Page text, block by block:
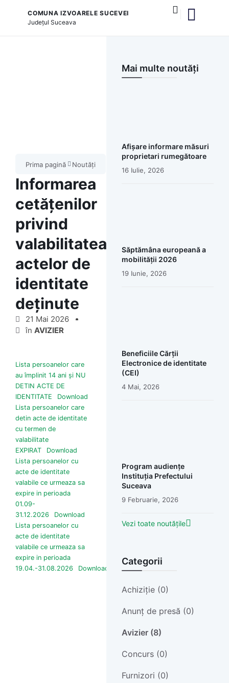
COMUNA IZVOARELE SUCEVEI
JudețulSuceava
Prima pagină Noutăți
Informarea
cetățenilor
privind
valabilitatea
actelor de
identitate
deținute
21 Mai 2026
în AVIZIER
Lista persoanelor care
au împlinit 14 ani și NU
DETIN ACTE DE
IDENTITATE
Download
Lista persoanelor care
detin acte de identitate
cu termen de
valabilitate
EXPIRAT
Download
Lista persoanelor cu
acte de identitate
valabile ce urmeaza sa
expire in perioada
01.09-
31.12.2026
Download
Lista persoanelor cu
acte de identitate
valabile ce urmeaza sa
expire in perioada
19.04.-31.08.2026
Download
Mai multe noutăți
Afișare informare măsuri
proprietari rumegătoare
16 Iulie, 2026
Săptămâna europeană a
mobilității 2026
19 Iunie, 2026
Beneficiile Cărții
Electronice de identitate
(CEI)
4 Mai, 2026
Program audiențe
Instituția Prefectului
Suceava
9 Februarie, 2026
Vezi toate noutățile
Categorii
Achiziție (0)
Anunț de presă (0)
Avizier (8)
Concurs (0)
Furnizori (0)